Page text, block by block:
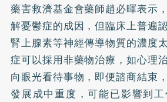
藥害救濟基金會藥師趙必暉表示
解憂鬱症的成因，但臨床上普遍
腎上腺素等神經傳導物質的濃度
症可以採用非藥物治療，如心理
向眼光看待事物，即便諮商結束
發展成中重度，可能已影響到